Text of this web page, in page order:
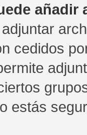
cedidos
estás